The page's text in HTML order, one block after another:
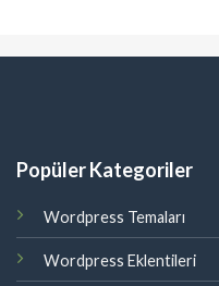
Popüler Kategoriler
Wordpress Temaları
Wordpress Eklentileri